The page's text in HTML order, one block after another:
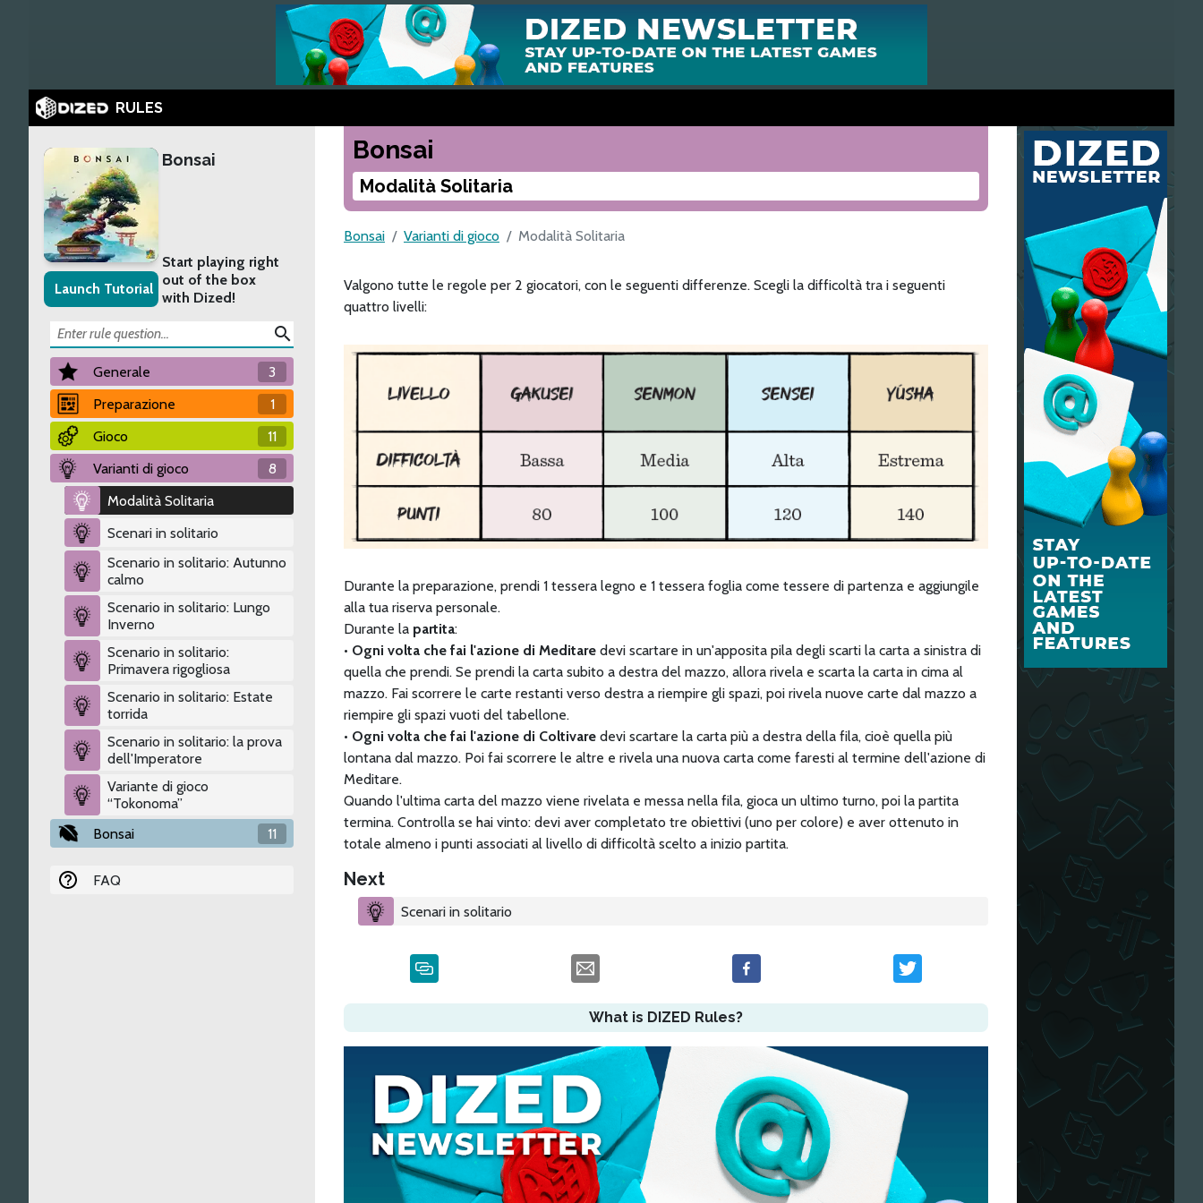
RULES
Launch Tutorial
Bonsai
Start playing right
out of the box
with Dized!
search
Generale
3
Preparazione
1
Gioco
11
Varianti di gioco
8
Modalità Solitaria
Scenari in solitario
Scenario in solitario: Autunno
calmo
Scenario in solitario: Lungo
Inverno
Scenario in solitario:
Primavera rigogliosa
Scenario in solitario: Estate
torrida
Scenario in solitario: la prova
dell'Imperatore
Variante di gioco
“Tokonoma”
Bonsai
11
FAQ
Bonsai
Modalità Solitaria
Bonsai Varianti di gioco Modalità Solitaria
Valgono tutte le regole per 2 giocatori, con le seguenti differenze. Scegli la difficoltà tra i seguenti
quattro livelli:
Durante la preparazione, prendi 1 tessera legno e 1 tessera foglia come tessere di partenza e aggiungile
alla tua riserva personale.
Durante la partita:
• Ogni volta che fai l'azione di Meditare devi scartare in un'apposita pila degli scarti la carta a sinistra di
quella che prendi. Se prendi la carta subito a destra del mazzo, allora rivela e scarta la carta in cima al
mazzo. Fai scorrere le carte restanti verso destra a riempire gli spazi, poi rivela nuove carte dal mazzo a
riempire gli spazi vuoti del tabellone.
• Ogni volta che fai l'azione di Coltivare devi scartare la carta più a destra della fila, cioè quella più
lontana dal mazzo. Poi fai scorrere le altre e rivela una nuova carta come faresti al termine dell'azione di
Meditare.
Quando l'ultima carta del mazzo viene rivelata e messa nella fila, gioca un ultimo turno, poi la partita
termina. Controlla se hai vinto: devi aver completato tre obiettivi (uno per colore) e aver ottenuto in
totale almeno i punti associati al livello di difficoltà scelto a inizio partita.
Next
Scenari in solitario
What is DIZED Rules?